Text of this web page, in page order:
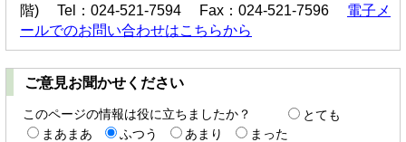
階) Tel：024-521-7594 Fax：024-521-7596 電子メ
ールでのお問い合わせはこちらから
ご意見お聞かせください
このページの情報は役に立ちましたか？
とても
まあまあ
ふつう あまり
まった